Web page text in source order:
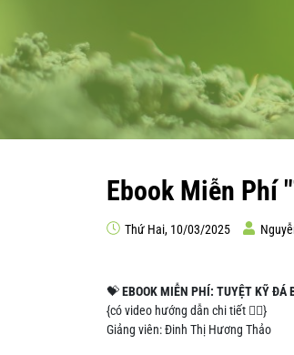
Ebook Miễn Phí
Thứ Hai, 10/03/2025
💝EBOOK MIỄN PHÍ: TUYỆT KỸ ĐÁ
{có video hướng dẫn chi tiết 👇🏻}
Giảng viên: Đinh Thị Hương Thảo